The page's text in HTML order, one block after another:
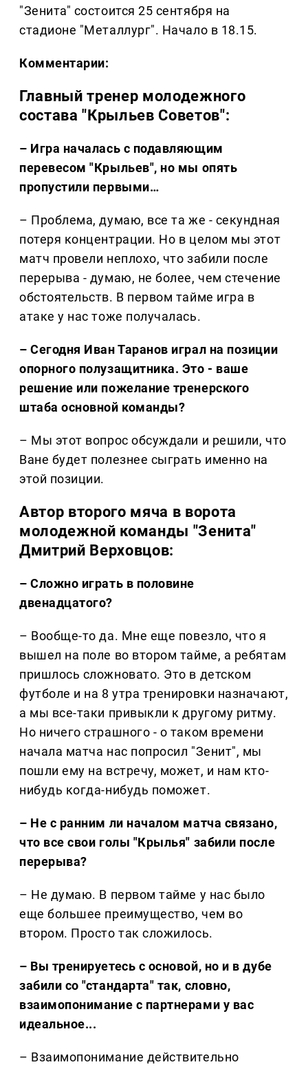
"Зенита" состоится 25 сентября на
стадионе "Металлург". Начало в 18.15.
Комментарии:
Главный тренер молодежного
состава "Крыльев Советов":
– Игра началась с подавляющим
перевесом "Крыльев", но мы опять
пропустили первыми…
– Проблема, думаю, все та же - секундная
потеря концентрации. Но в целом мы этот
матч провели неплохо, что забили после
перерыва - думаю, не более, чем стечение
обстоятельств. В первом тайме игра в
атаке у нас тоже получалась.
– Сегодня Иван Таранов играл на позиции
опорного полузащитника. Это - ваше
решение или пожелание тренерского
штаба основной команды?
– Мы этот вопрос обсуждали и решили, что
Ване будет полезнее сыграть именно на
этой позиции.
Автор второго мяча в ворота
молодежной команды "Зенита"
Дмитрий Верховцов:
– Сложно играть в половине
двенадцатого?
– Вообще-то да. Мне еще повезло, что я
вышел на поле во втором тайме, а ребятам
пришлось сложновато. Это в детском
футболе и на 8 утра тренировки назначают,
а мы все-таки привыкли к другому ритму.
Но ничего страшного - о таком времени
начала матча нас попросил "Зенит", мы
пошли ему на встречу, может, и нам кто-
нибудь когда-нибудь поможет.
– Не с ранним ли началом матча связано,
что все свои голы "Крылья" забили после
перерыва?
– Не думаю. В первом тайме у нас было
еще большее преимущество, чем во
втором. Просто так сложилось.
– Вы тренируетесь с основой, но и в дубе
забили со "стандарта" так, словно,
взаимопонимание с партнерами у вас
идеальное...
– Взаимопонимание действительно